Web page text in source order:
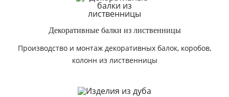
Декоративные балки из лиственницы
Производство и монтаж декоративных балок, коробов,
колонн из лиственницы